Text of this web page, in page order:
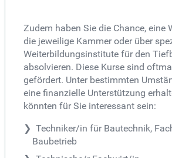
Zudem haben Sie die Chance, eine
die jeweilige Kammer oder über
Weiterbildungsinstitute für den
absolvieren. Diese Kurse sind
gefördert. Unter bestimmten
eine finanzielle Unterstützung
könnten für Sie interessant sein:
Techniker/in für Bautechnik,
Baubetrieb